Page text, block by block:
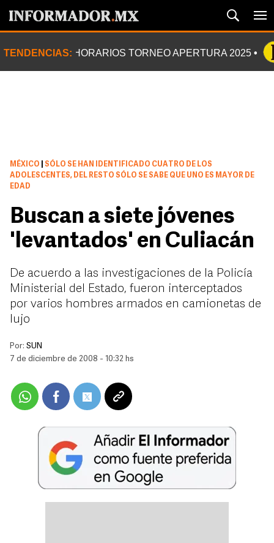
TENDENCIAS: HORARIOS TORNEO APERTURA 2025
MÉXICO
SÓLO SE HAN IDENTIFICADO CUATRO DE LOS
ADOLESCENTES, DEL RESTO SÓLO SE SABE QUE UNO ES MAYOR DE
EDAD
Buscan a siete jóvenes
'levantados' en Culiacán
De acuerdo a las investigaciones de la Policía
Ministerial del Estado, fueron interceptados
por varios hombres armados en camionetas de
lujo
Por: SUN
7 de diciembre de 2008 - 10:32 hs